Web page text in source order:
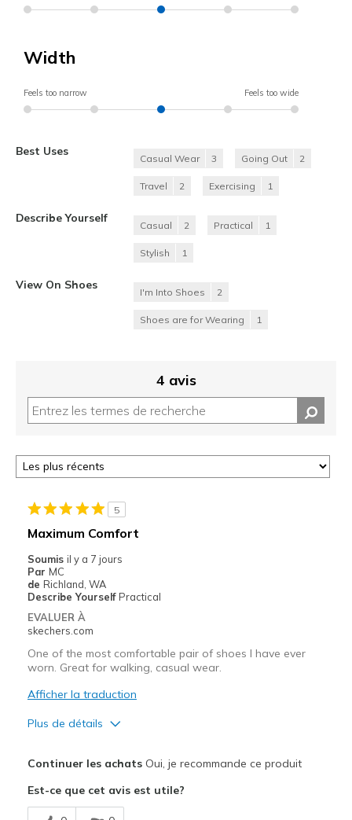
Width
Feels too narrow Feels too wide
Best Uses
Casual Wear 3 Going Out 2
Travel 2 Exercising 1
Describe Yourself
Casual 2 Practical 1
Stylish 1
View On Shoes
I'm Into Shoes 2
Shoes are for Wearing 1
4 avis
5
Maximum Comfort
Soumis il y a 7 jours
Par MC
de Richland, WA
Describe Yourself Practical
EVALUER À
skechers.com
One of the most comfortable pair of shoes I have ever
worn. Great for walking, casual wear.
Afficher la traduction
Plus de détails
Comfortable
Continuer les achatsOui, je recommande ce produit
Est-ce que cet avis est utile?